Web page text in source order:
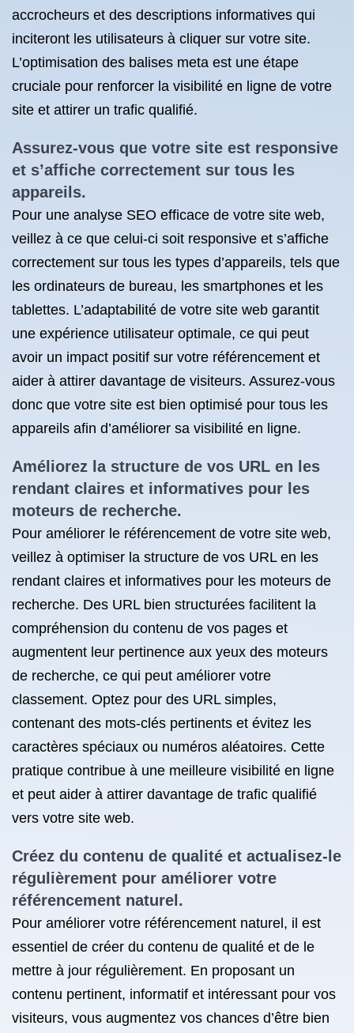
accrocheurs et des descriptions informatives qui
inciteront les utilisateurs à cliquer sur votre site.
L’optimisation des balises meta est une étape
cruciale pour renforcer la visibilité en ligne de votre
site et attirer un trafic qualifié.
Assurez-vous que votre site est responsive
et s’affiche correctement sur tous les
appareils.
Pour une analyse SEO efficace de votre site web,
veillez à ce que celui-ci soit responsive et s’affiche
correctement sur tous les types d’appareils, tels que
les ordinateurs de bureau, les smartphones et les
tablettes. L’adaptabilité de votre site web garantit
une expérience utilisateur optimale, ce qui peut
avoir un impact positif sur votre référencement et
aider à attirer davantage de visiteurs. Assurez-vous
donc que votre site est bien optimisé pour tous les
appareils afin d’améliorer sa visibilité en ligne.
Améliorez la structure de vos URL en les
rendant claires et informatives pour les
moteurs de recherche.
Pour améliorer le référencement de votre site web,
veillez à optimiser la structure de vos URL en les
rendant claires et informatives pour les moteurs de
recherche. Des URL bien structurées facilitent la
compréhension du contenu de vos pages et
augmentent leur pertinence aux yeux des moteurs
de recherche, ce qui peut améliorer votre
classement. Optez pour des URL simples,
contenant des mots-clés pertinents et évitez les
caractères spéciaux ou numéros aléatoires. Cette
pratique contribue à une meilleure visibilité en ligne
et peut aider à attirer davantage de trafic qualifié
vers votre site web.
Créez du contenu de qualité et actualisez-le
régulièrement pour améliorer votre
référencement naturel .
Pour améliorer votre référencement naturel, il est
essentiel de créer du contenu de qualité et de le
mettre à jour régulièrement. En proposant un
contenu pertinent, informatif et intéressant pour vos
visiteurs, vous augmentez vos chances d’être bien